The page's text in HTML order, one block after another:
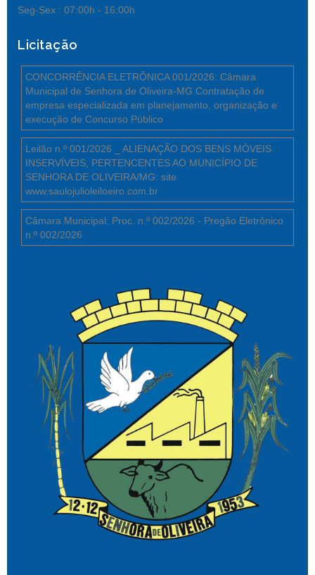
Seg-Sex : 07:00h - 16:00h
Licitação
CONCORRÊNCIA ELETRÔNICA 001/2026: Câmara
Municipal de Senhora de Oliveira-MG Contratação de
empresa especializada em planejamento, organização e
execução de Concurso Público
Leilão n.º 001/2026 _ ALIENAÇÃO DOS BENS MÓVEIS
INSERVÍVEIS, PERTENCENTES AO MUNICÍPIO DE
SENHORA DE OLIVEIRA/MG: site
www.saulojulioleiloeiro.com.br
Câmara Municipal: Proc. n.º 002/2026 - Pregão Eletrônico
n.º 002/2026